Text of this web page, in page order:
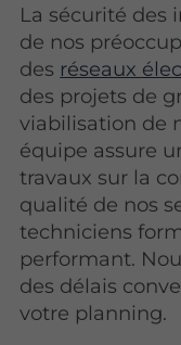
La sécurité des
de nos
des réseaux
des projets de
viabilisation de
équipe assure
travaux sur la
qualité de nos
techniciens
performant.
des délais
votre planning.